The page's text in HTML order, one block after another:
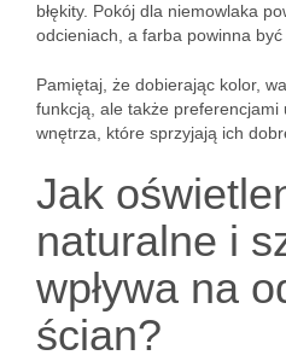
błękity. Pokój dla niemowlaka
odcieniach, a farba powinna
Pamiętaj, że dobierając kolor,
funkcją, ale także preferencjami
wnętrza, które sprzyjają ich
Jak
naturalne i
wpływa na
ścian?